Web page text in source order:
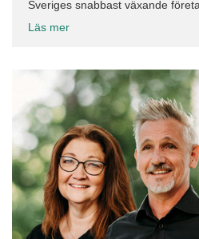
Sveriges snabbast växande
Läs mer